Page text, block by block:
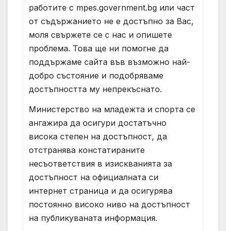
работите с mpes.government.bg или част
от съдържанието не е достъпно за Вас,
моля свържете се с нас и опишете
проблема. Това ще ни помогне да
поддържаме сайта във възможно най-
добро състояние и подобряваме
достъпността му непрекъснато.
Министерство на младежта и спорта се
ангажира да осигури достатъчно
висока степен на достъпност, да
отстранява констатираните
несъответствия в изискванията за
достъпност на официалната си
интернет страница и да осигурява
постоянно високо ниво на достъпност
на публикуваната информация.